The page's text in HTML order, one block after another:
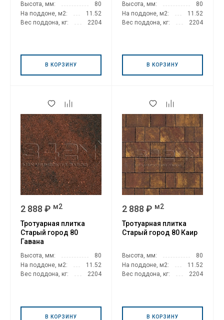
Высота, мм:
80
На поддоне, м2:
11.52
Вес поддона, кг:
2204
В КОРЗИНУ
Высота, мм:
80
На поддоне, м2:
11.52
Вес поддона, кг:
2204
В КОРЗИНУ
2 888 ₽ м2
Тротуарная плитка
Старый город 80
Гавана
Высота, мм:
80
На поддоне, м2:
11.52
Вес поддона, кг:
2204
В КОРЗИНУ
2 888 ₽ м2
Тротуарная плитка
Старый город 80 Каир
Высота, мм:
80
На поддоне, м2:
11.52
Вес поддона, кг:
2204
В КОРЗИНУ